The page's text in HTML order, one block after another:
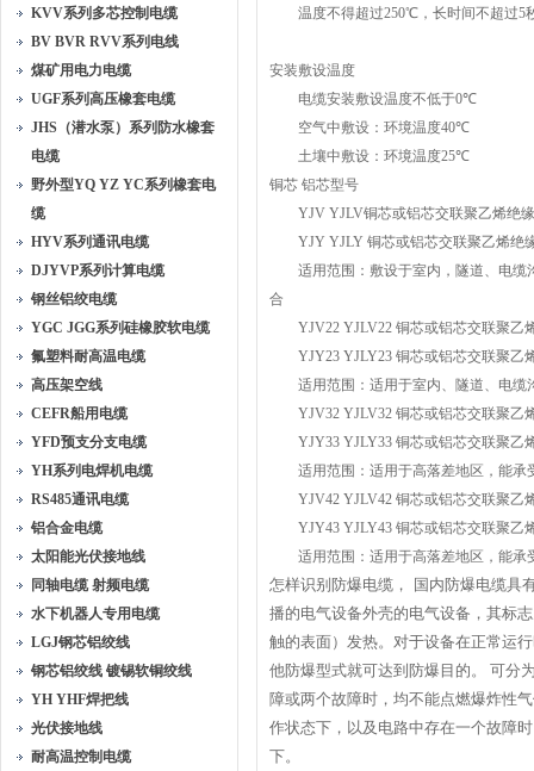
KVV系列多芯控制电缆
BV BVR RVV系列电线
煤矿用电力电缆
UGF系列高压橡套电缆
JHS（潜水泵）系列防水橡套
电缆
野外型YQ YZ YC系列橡套电
缆
HYV系列通讯电缆
DJYVP系列计算电缆
钢丝铝绞电缆
YGC JGG系列硅橡胶软电缆
氟塑料耐高温电缆
高压架空线
CEFR船用电缆
YFD预支分支电缆
YH系列电焊机电缆
RS485通讯电缆
铝合金电缆
太阳能光伏接地线
同轴电缆 射频电缆
水下机器人专用电缆
LGJ钢芯铝绞线
钢芯铝绞线 镀锡软铜绞线
YH YHF焊把线
光伏接地线
耐高温控制电缆
温度不得超过250℃，长时间不超过5
安装敷设温度
电缆安装敷设温度不低于0℃
空气中敷设：环境温度40℃
土壤中敷设：环境温度25℃
铜芯 铝芯型号
YJV YJLV铜芯或铝芯交联聚乙烯绝
YJY YJLY 铜芯或铝芯交联聚乙烯绝
适用范围：敷设于室内，隧道、电缆
合
YJV22 YJLV22 铜芯或铝芯交联聚乙
YJY23 YJLY23 铜芯或铝芯交联聚乙
适用范围：适用于室内、隧道、电缆
YJV32 YJLV32 铜芯或铝芯交联聚乙
YJY33 YJLY33 铜芯或铝芯交联聚乙
适用范围：适用于高落差地区，能承
YJV42 YJLV42 铜芯或铝芯交联聚乙
YJY43 YJLY43 铜芯或铝芯交联聚乙
适用范围：适用于高落差地区，能承
怎样识别防爆电缆， 国内防爆电缆具
播的电气设备外壳的电气设备，其标
触的表面）发热。对于设备在正常运
他防爆型式就可达到防爆目的。 可分
障或两个故障时，均不能点燃爆炸性
作状态下，以及电路中存在一个故障
下。